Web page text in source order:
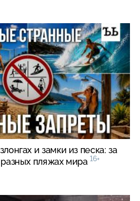
и замки из песка: за
пляжах мира 16+